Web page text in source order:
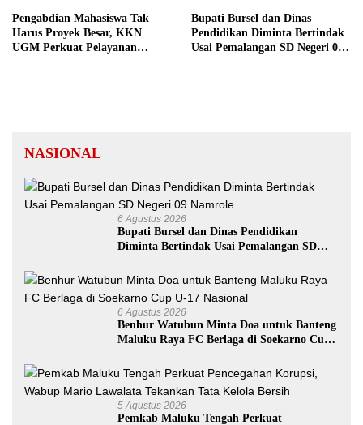
Pengabdian Mahasiswa Tak
Harus Proyek Besar, KKN
UGM Perkuat Pelayanan
Bupati Bursel dan Dinas
Pendidikan Diminta Bertindak
Usai Pemalangan SD Negeri 09
NASIONAL
6 Agustus 2026
Bupati Bursel dan Dinas Pendidikan
Diminta Bertindak Usai Pemalangan SD
6 Agustus 2026
Benhur Watubun Minta Doa untuk Banteng
Maluku Raya FC Berlaga di Soekarno Cup
5 Agustus 2026
Pemkab Maluku Tengah Perkuat